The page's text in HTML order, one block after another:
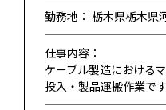
勤務地： 栃木県栃木県
仕事内容：
ケーブル製造における
投入・製品運搬作業です